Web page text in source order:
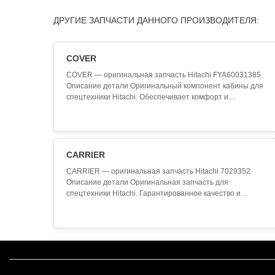
ДРУГИЕ ЗАПЧАСТИ ДАННОГО ПРОИЗВОДИТЕЛЯ:
COVER
COVER — оригинальная запчасть Hitachi FYA60031385
Описание детали Оригинальный компонент кабины для
спецтехники Hitachi. Обеспечивает комфорт и
характеристики Производитель: Hitachi Артикул (SKU):
FYA60031385 Наименование: COVER Категория: Кабина
CARRIER
CARRIER — оригинальная запчасть Hitachi 7029352
Описание детали Оригинальная запчасть для
спецтехники Hitachi. Гарантированное качество и
Производитель: Hitachi Артикул (SKU): 7029352